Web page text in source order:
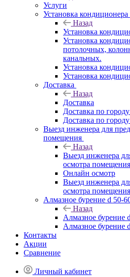
Услуги
Установка кондиционера
Назад
Установка
Установка
потолочных,
канальных.
Установка
Установка
Доставка
Назад
Доставка
Доставка по
Доставка по
Выезд инженера для
помещения
Назад
Выезд инженера
осмотра помещения
Онлайн осмотр
Выезд инженера
осмотра помещения
Алмазное бурение d 50-
Назад
Алмазное бурение
Алмазное бурение
Контакты
Акции
Сравнение
Личный кабинет